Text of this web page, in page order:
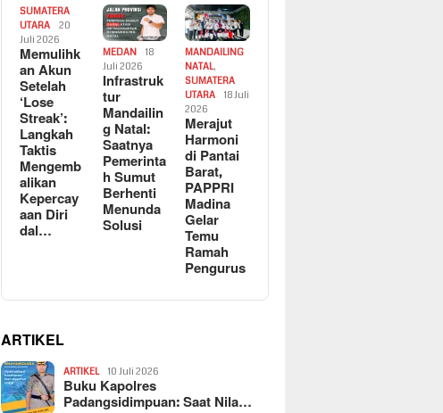
SUMATERA
UTARA
20
Juli 2026
Memulihk
an Akun
Setelah
‘Lose
Streak’:
Langkah
Taktis
Mengemb
alikan
Kepercay
aan Diri
dal…
MEDAN
18
Juli 2026
Infrastruk
tur
Mandailin
g Natal:
Saatnya
Pemerinta
h Sumut
Berhenti
Menunda
Solusi
MANDAILING
NATAL,
SUMATERA
UTARA
18 Juli
2026
Merajut
Harmoni
di Pantai
Barat,
PAPPRI
Madina
Gelar
Temu
Ramah
Pengurus
ARTIKEL
ARTIKEL 10 Juli 2026
Buku Kapolres
Padangsidimpuan: Saat Nila…